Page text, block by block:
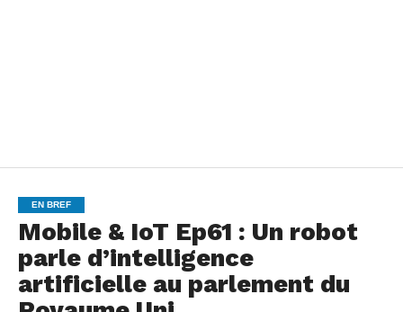
EN BREF
Mobile & IoT Ep61 : Un robot
parle d’intelligence
artificielle au parlement du